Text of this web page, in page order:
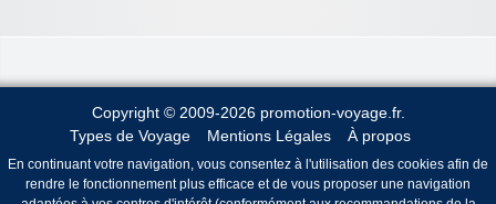
Copyright © 2009-2026 promotion-voyage.fr.
Types de Voyage
Mentions Légales À propos
En continuant votre navigation, vous consentez à l'utilisation des cookies afin de
rendre le fonctionnement plus efficace et de vous proposer une navigation